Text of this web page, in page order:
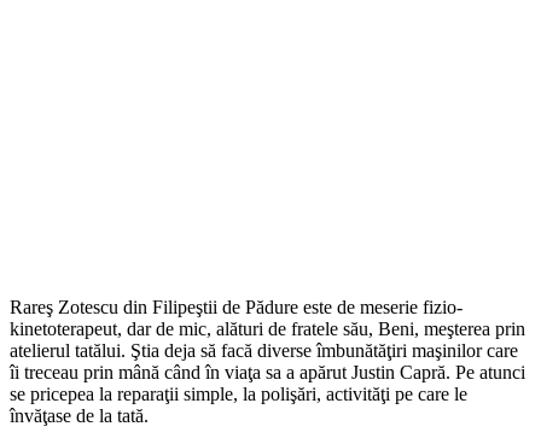
Rareş Zotescu din Filipeştii de Pădure este de meserie fizio-
kinetoterapeut, dar de mic, alături de fratele său, Beni, meşterea prin
atelierul tatălui. Ştia deja să facă diverse îmbunătăţiri maşinilor care
îi treceau prin mână când în viaţa sa a apărut Justin Capră. Pe atunci
se pricepea la reparaţii simple, la polişări, activităţi pe care le
învăţase de la tată.